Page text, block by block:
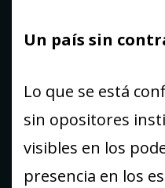
Un país sin
Lo que se está
sin opositores
visibles en los
presencia en los